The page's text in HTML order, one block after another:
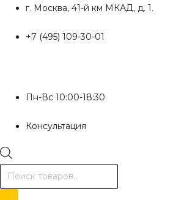
Перейти
содержимому
г. Москва, 41-й км МКАД, д. 1.
+7 (495) 109-30-01
Пн-Вс 10:00-18:30
Консультация
Поиск
товаров